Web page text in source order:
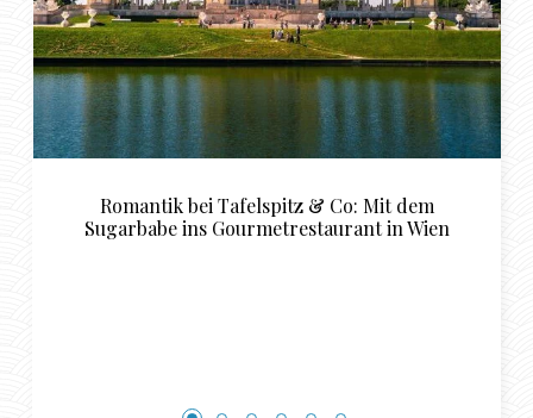
& Co: Mit dem
in Wien
Tipps für das perfekte
Schwerin